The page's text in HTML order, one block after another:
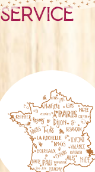
service